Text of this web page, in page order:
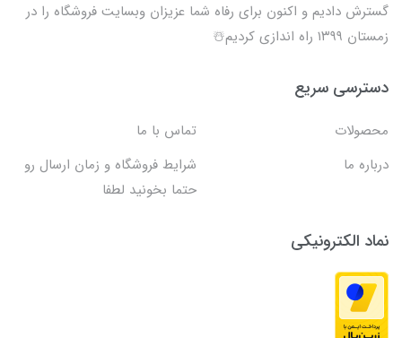
گسترش دادیم و اکنون برای رفاه شما عزیزان وبسایت فروشگاه را در
زمستان ۱۳۹۹ راه اندازی کردیم☃️
دسترسی سریع
محصولات
تماس با ما
درباره ما
شرایط فروشگاه و زمان ارسال رو
حتما بخونید لطفا
نماد الکترونیکی